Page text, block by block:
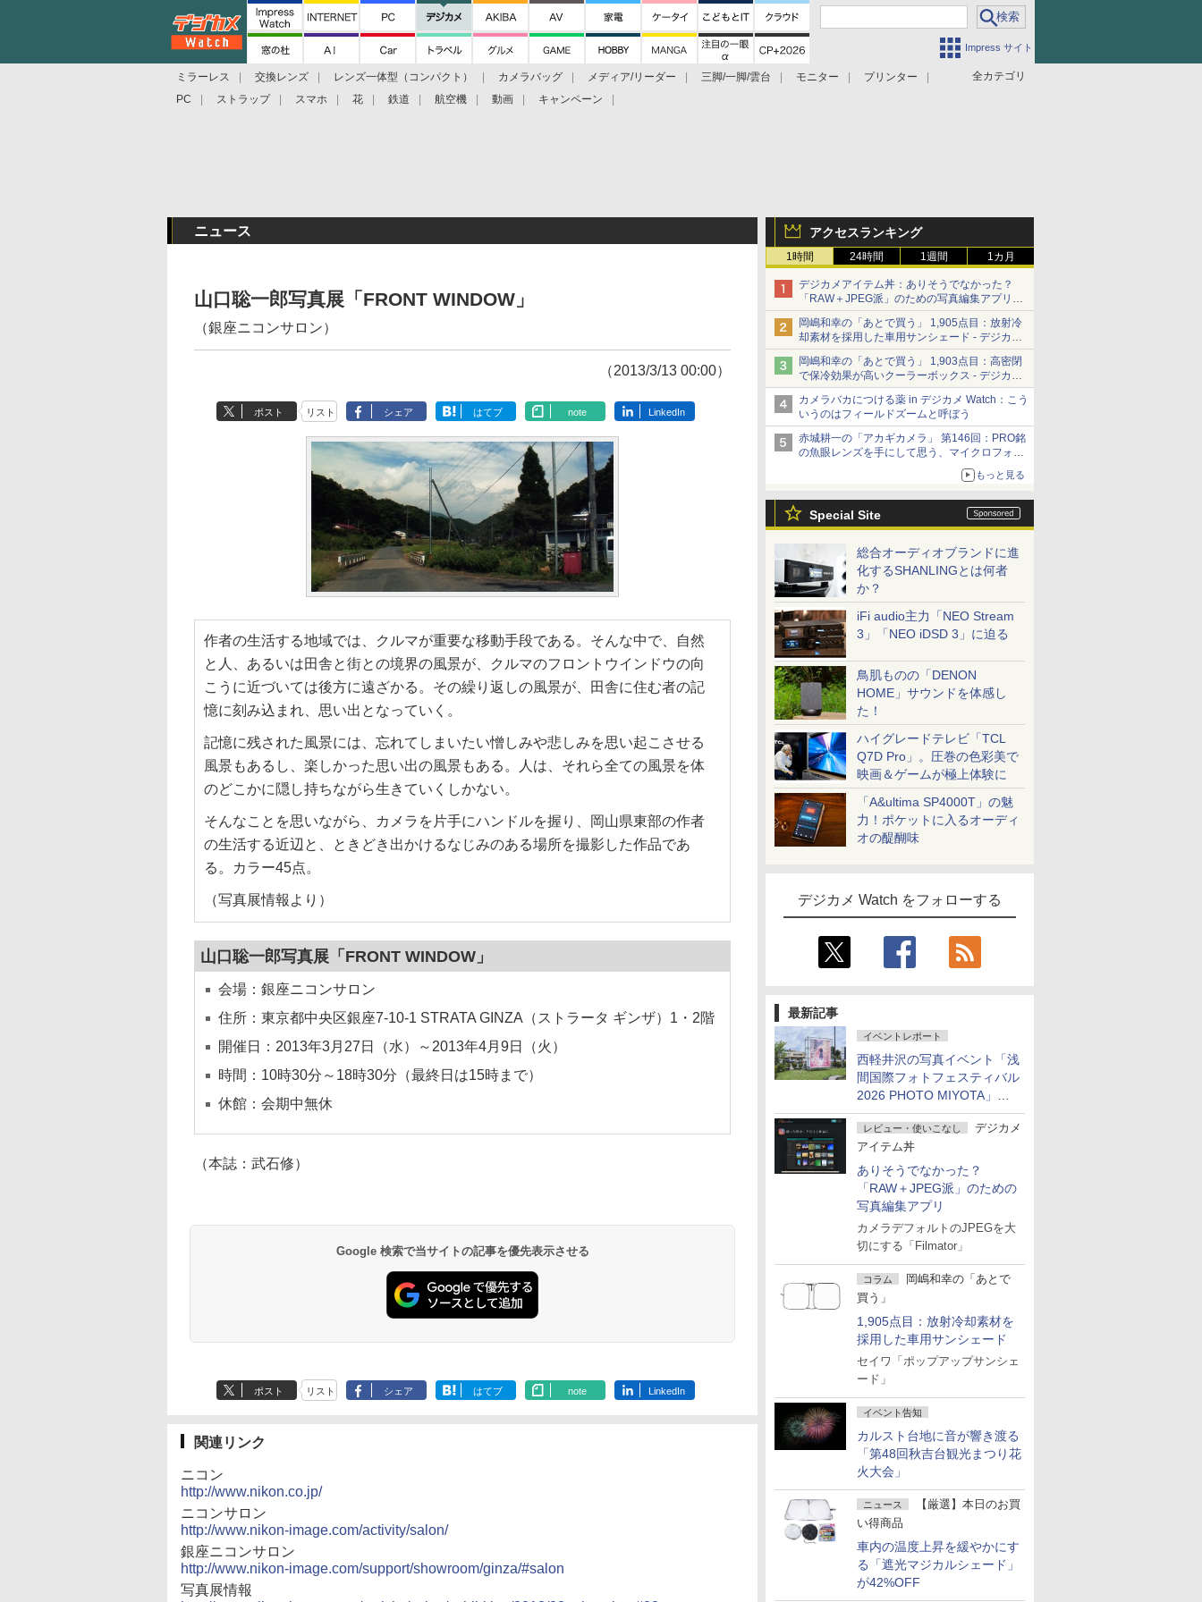
Impress サイト
全カテゴリ
ミラーレス 交換レンズ レンズ一体型（コンパクト） カメラバッグ メディア/リーダー 三脚/一脚/雲台 モニター
プリンター
PC
ストラップ スマホ 花 鉄道 航空機 動画 キャンペーン
アクセスランキング
1時間 24時間 1週間 1カ月
デジカメアイテム丼：ありそうでなかった？
「RAW＋JPEG派」のための写真編集アプリ
カメラデフォルトのJPEGを大切にする
「Filmator」
岡嶋和幸の「あとで買う」 1,905点目：放射冷
却素材を採用した車用サンシェード - デジカメ
Watch
岡嶋和幸の「あとで買う」 1,903点目：高密閉
で保冷効果が高いクーラーボックス - デジカメ
Watch
カメラバカにつける薬 in デジカメ Watch：こう
いうのはフィールドズームと呼ぼう
赤城耕一の「アカギカメラ」 第146回：PRO銘
の魚眼レンズを手にして思う、マイクロフォー
もっと見る
Special Site
総合オーディオブランドに進
化するSHANLINGとは何者
か？
iFi audio主力「NEO Stream
3」「NEO iDSD 3」に迫る
鳥肌ものの「DENON
HOME」サウンドを体感し
た！
ハイグレードテレビ「TCL
Q7D Pro」。圧巻の色彩美で
映画＆ゲームが極上体験に
「A&ultima SP4000T」の魅
力！ポケットに入るオーディ
オの醍醐味
デジカメ Watch をフォローする
最新記事
イベントレポート
西軽井沢の写真イベント「浅
間国際フォトフェスティバル
2026 PHOTO MIYOTA」が
開幕
レビュー・使いこなし
デジカメ
アイテム丼
ありそうでなかった？
「RAW＋JPEG派」のための
写真編集アプリ
カメラデフォルトのJPEGを大
切にする「Filmator」
コラム
岡嶋和幸の「あとで
買う」
1,905点目：放射冷却素材を
採用した車用サンシェード
セイワ「ポップアップサンシェ
ード」
イベント告知
カルスト台地に音が響き渡る
「第48回秋吉台観光まつり花
火大会」
ニュース
【厳選】本日のお買
い得商品
車内の温度上昇を緩やかにす
る「遮光マジカルシェード」
が42%OFF
ニュース
山口聡一郎写真展「FRONT WINDOW」
（銀座ニコンサロン）
（2013/3/13 00:00）
ポスト リスト シェア はてブ note LinkedIn
作者の生活する地域では、クルマが重要な移動手段である。そんな中で、自然
と人、あるいは田舎と街との境界の風景が、クルマのフロントウインドウの向
こうに近づいては後方に遠ざかる。その繰り返しの風景が、田舎に住む者の記
憶に刻み込まれ、思い出となっていく。
記憶に残された風景には、忘れてしまいたい憎しみや悲しみを思い起こさせる
風景もあるし、楽しかった思い出の風景もある。人は、それら全ての風景を体
のどこかに隠し持ちながら生きていくしかない。
そんなことを思いながら、カメラを片手にハンドルを握り、岡山県東部の作者
の生活する近辺と、ときどき出かけるなじみのある場所を撮影した作品であ
る。カラー45点。
（写真展情報より）
山口聡一郎写真展「FRONT WINDOW」
会場：銀座ニコンサロン
住所：東京都中央区銀座7-10-1 STRATA GINZA（ストラータ ギンザ）1・2階
開催日：2013年3月27日（水）～2013年4月9日（火）
時間：10時30分～18時30分（最終日は15時まで）
休館：会期中無休
（本誌：武石修）
Google 検索で当サイトの記事を優先表示させる
ポスト リスト シェア はてブ note LinkedIn
関連リンク
ニコン
http://www.nikon.co.jp/
ニコンサロン
http://www.nikon-image.com/activity/salon/
銀座ニコンサロン
http://www.nikon-image.com/support/showroom/ginza/#salon
写真展情報